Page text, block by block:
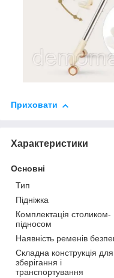
Приховати
Характеристики
Основні
Тип
Підніжка
Комплектація столиком-
підносом
Наявність ременів
Складна конструкція для
зберігання і
транспортування